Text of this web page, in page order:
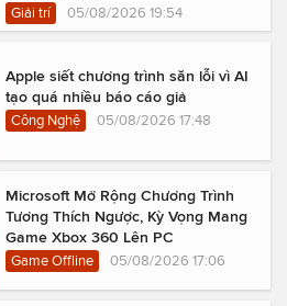
Giải trí 05/08/2026 19:54
Apple siết chương trình săn lỗi vì AI
tạo quá nhiều báo cáo giả
Công Nghệ 05/08/2026 17:48
Microsoft Mở Rộng Chương Trình
Tương Thích Ngược, Kỳ Vọng Mang
Game Xbox 360 Lên PC
Game Offline 05/08/2026 17:06